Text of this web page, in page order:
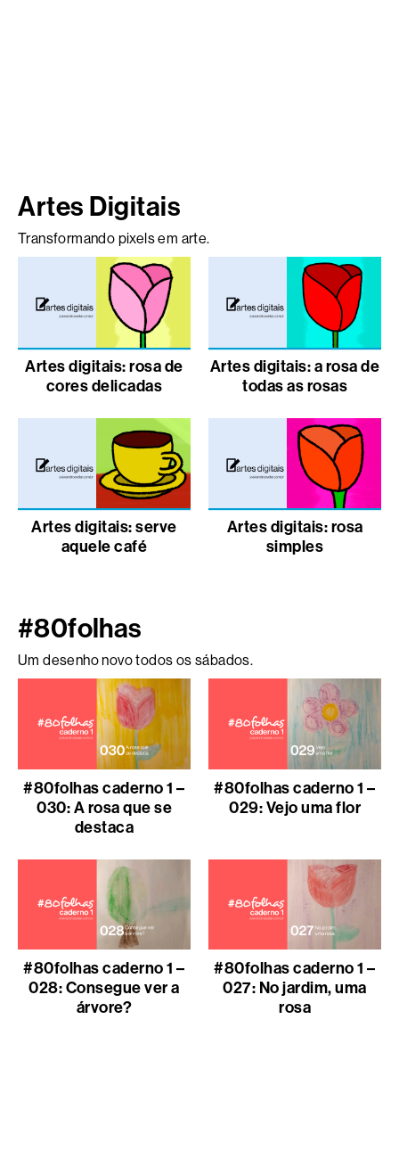
Artes Digitais
Transformando pixels em arte.
Artes digitais: rosa de
cores delicadas
Artes digitais: a rosa de
todas as rosas
Artes digitais: serve
aquele café
Artes digitais: rosa
simples
#80folhas
Um desenho novo todos os sábados.
#80folhas caderno 1 –
030: A rosa que se
destaca
#80folhas caderno 1 –
029: Vejo uma flor
#80folhas caderno 1 –
028: Consegue ver a
árvore?
#80folhas caderno 1 –
027: No jardim, uma
rosa